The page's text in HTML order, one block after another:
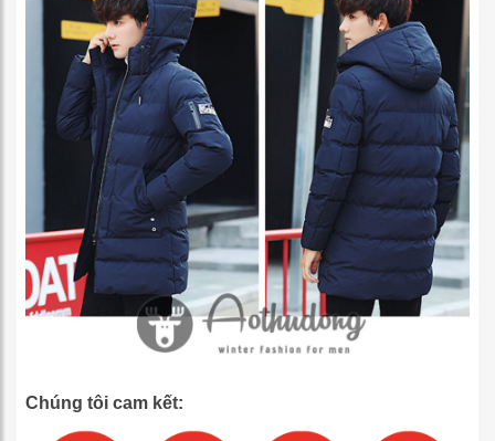
Chúng tôi cam kết: